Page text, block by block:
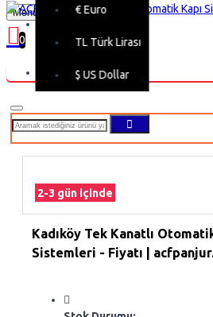
€Euro
TL Türk Lirası
$ US Dollar
Menu
0
Alışveriş sepetiniz boş!
2-3 gün içinde
Kadıköy Tek Kanatlı
Sistemleri - Fiyatı |